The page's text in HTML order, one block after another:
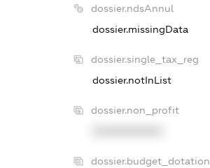
dossier.ndsAnnul
dossier.missingData
dossier.single_tax_reg
dossier.notInList
dossier.non_profit
dossier.budget_dotation